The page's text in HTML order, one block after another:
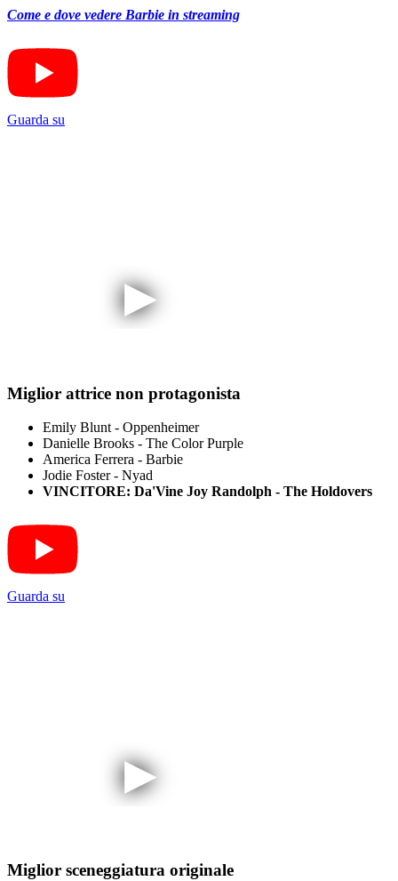
Come e dove vedere Barbie in streaming
Guarda su
Miglior attrice non protagonista
Emily Blunt - Oppenheimer
Danielle Brooks - The Color Purple
America Ferrera - Barbie
Jodie Foster - Nyad
VINCITORE: Da'Vine Joy Randolph - The Holdovers
Guarda su
Miglior sceneggiatura originale